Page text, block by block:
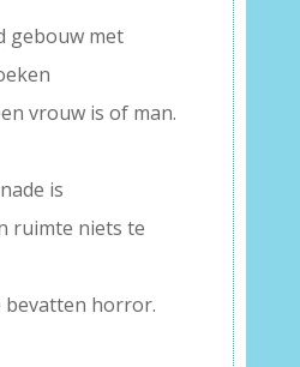
gebouw met
vrouw is of man.
is
ruimte niets te
bevatten horror.